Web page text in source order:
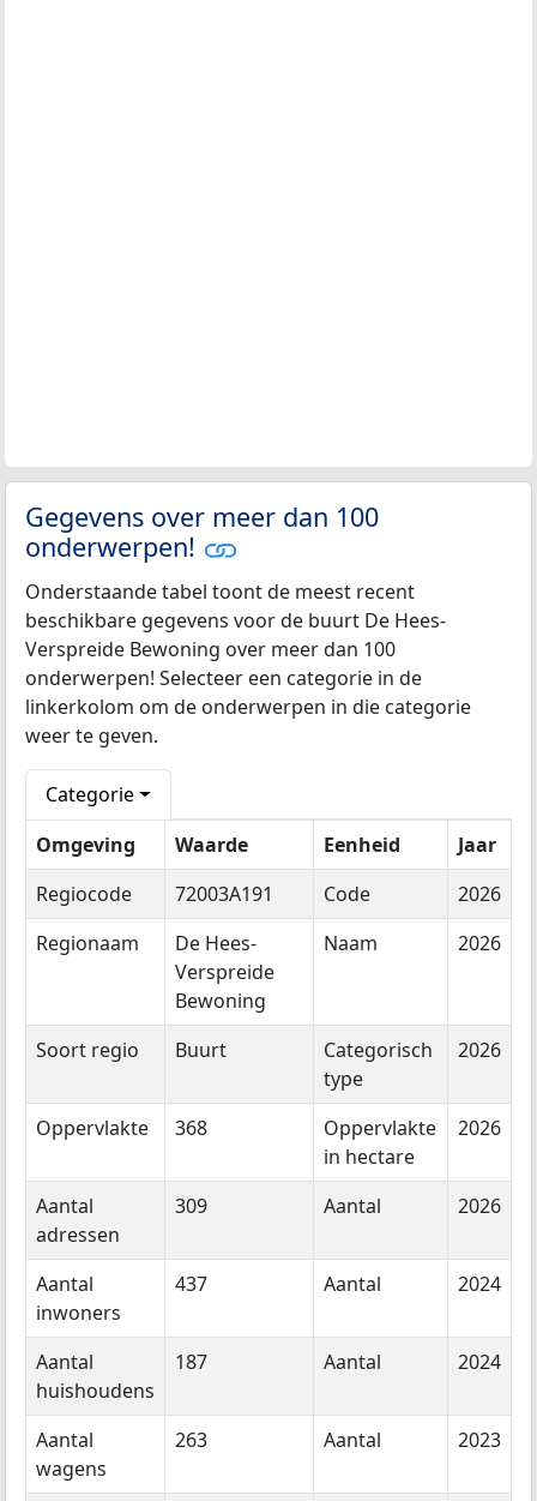
Gegevens over meer dan 100
onderwerpen!
Onderstaande tabel toont de meest recent
beschikbare gegevens voor de buurt De Hees-
Verspreide Bewoning over meer dan 100
onderwerpen! Selecteer een categorie in de
linkerkolom om de onderwerpen in die categorie
weer te geven.
Categorie
Omgeving
Waarde Eenheid
Jaar
Regiocode
72003A191 Code
2026
Regionaam
De Hees-
Verspreide
Bewoning
Naam 2026
Soort regio Buurt
Categorisch
type
2026
Oppervlakte 368
Oppervlakte
in hectare
2026
Aantal
adressen
309 Aantal 2026
Aantal
inwoners
437 Aantal 2024
Aantal
huishoudens
187 Aantal 2024
Aantal
wagens
263 Aantal 2023